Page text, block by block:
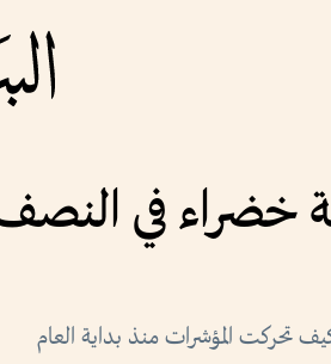
خضراء في النصف
تحركت المؤشرات منذ بداية العام